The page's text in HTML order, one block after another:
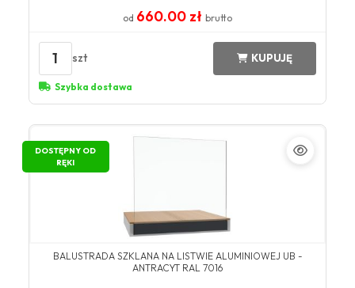
od 660.00 zł brutto
1 szt KUPUJĘ
Szybka dostawa
DOSTĘPNY OD
RĘKI
BALUSTRADA SZKLANA NA LISTWIE ALUMINIOWEJ UB -
ANTRACYT RAL 7016